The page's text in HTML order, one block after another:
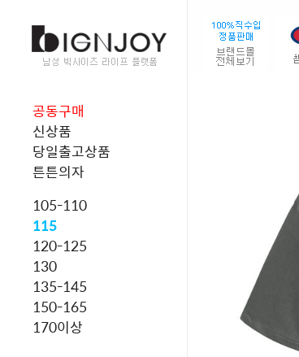
공동구매
신상품
당일출고상품
튼튼의자
105-110
115
120-125
130
135-145
150-165
170이상